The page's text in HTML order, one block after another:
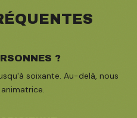
?
soixante. Au-delà, nous